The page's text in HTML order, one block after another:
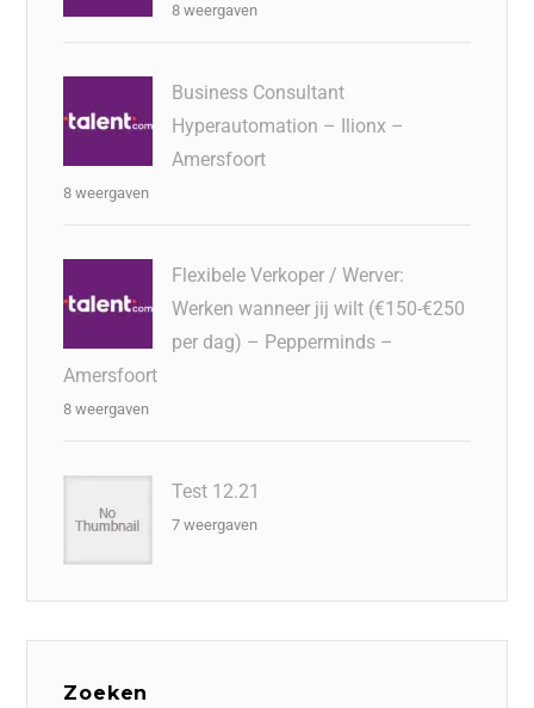
8 weergaven
Business Consultant
Hyperautomation – Ilionx –
Amersfoort
8 weergaven
Flexibele Verkoper / Werver:
Werken wanneer jij wilt (€150-€250
per dag) – Pepperminds –
Amersfoort
8 weergaven
Test 12.21
7 weergaven
Zoeken